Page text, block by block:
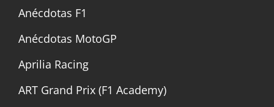
Anécdotas F1
Anécdotas MotoGP
Aprilia Racing
ART Grand Prix (F1 Academy)